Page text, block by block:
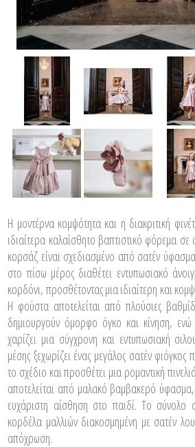
Η μοντέρνα κομψότητα και η διακριτική
ιδιαίτερα καλαίσθητο βαπτιστικό φόρεμα
κορσάζ είναι σχεδιασμένο από σατέν
στο πίσω μέρος διαθέτει εντυπωσιακό
κορδόνι, προσθέτοντας μια ιδιαίτερη και
Η φούστα αποτελείται από πλούσιες
δημιουργούν όμορφο όγκο και κίνηση,
χαρίζει μια σύγχρονη και εντυπωσιακή
μέσης ξεχωρίζει ένας μεγάλος σατέν
το σχέδιο και προσθέτει μια ρομαντική
αποτελείται από μαλακό βαμβακερό
ευχάριστη αίσθηση στο παιδί. Το σύνολο
κορδέλα μαλλιών διακοσμημένη με σατέν
απόχρωση.